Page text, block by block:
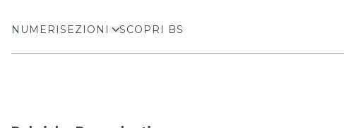
NUMERISEZIONI SCOPRI BS